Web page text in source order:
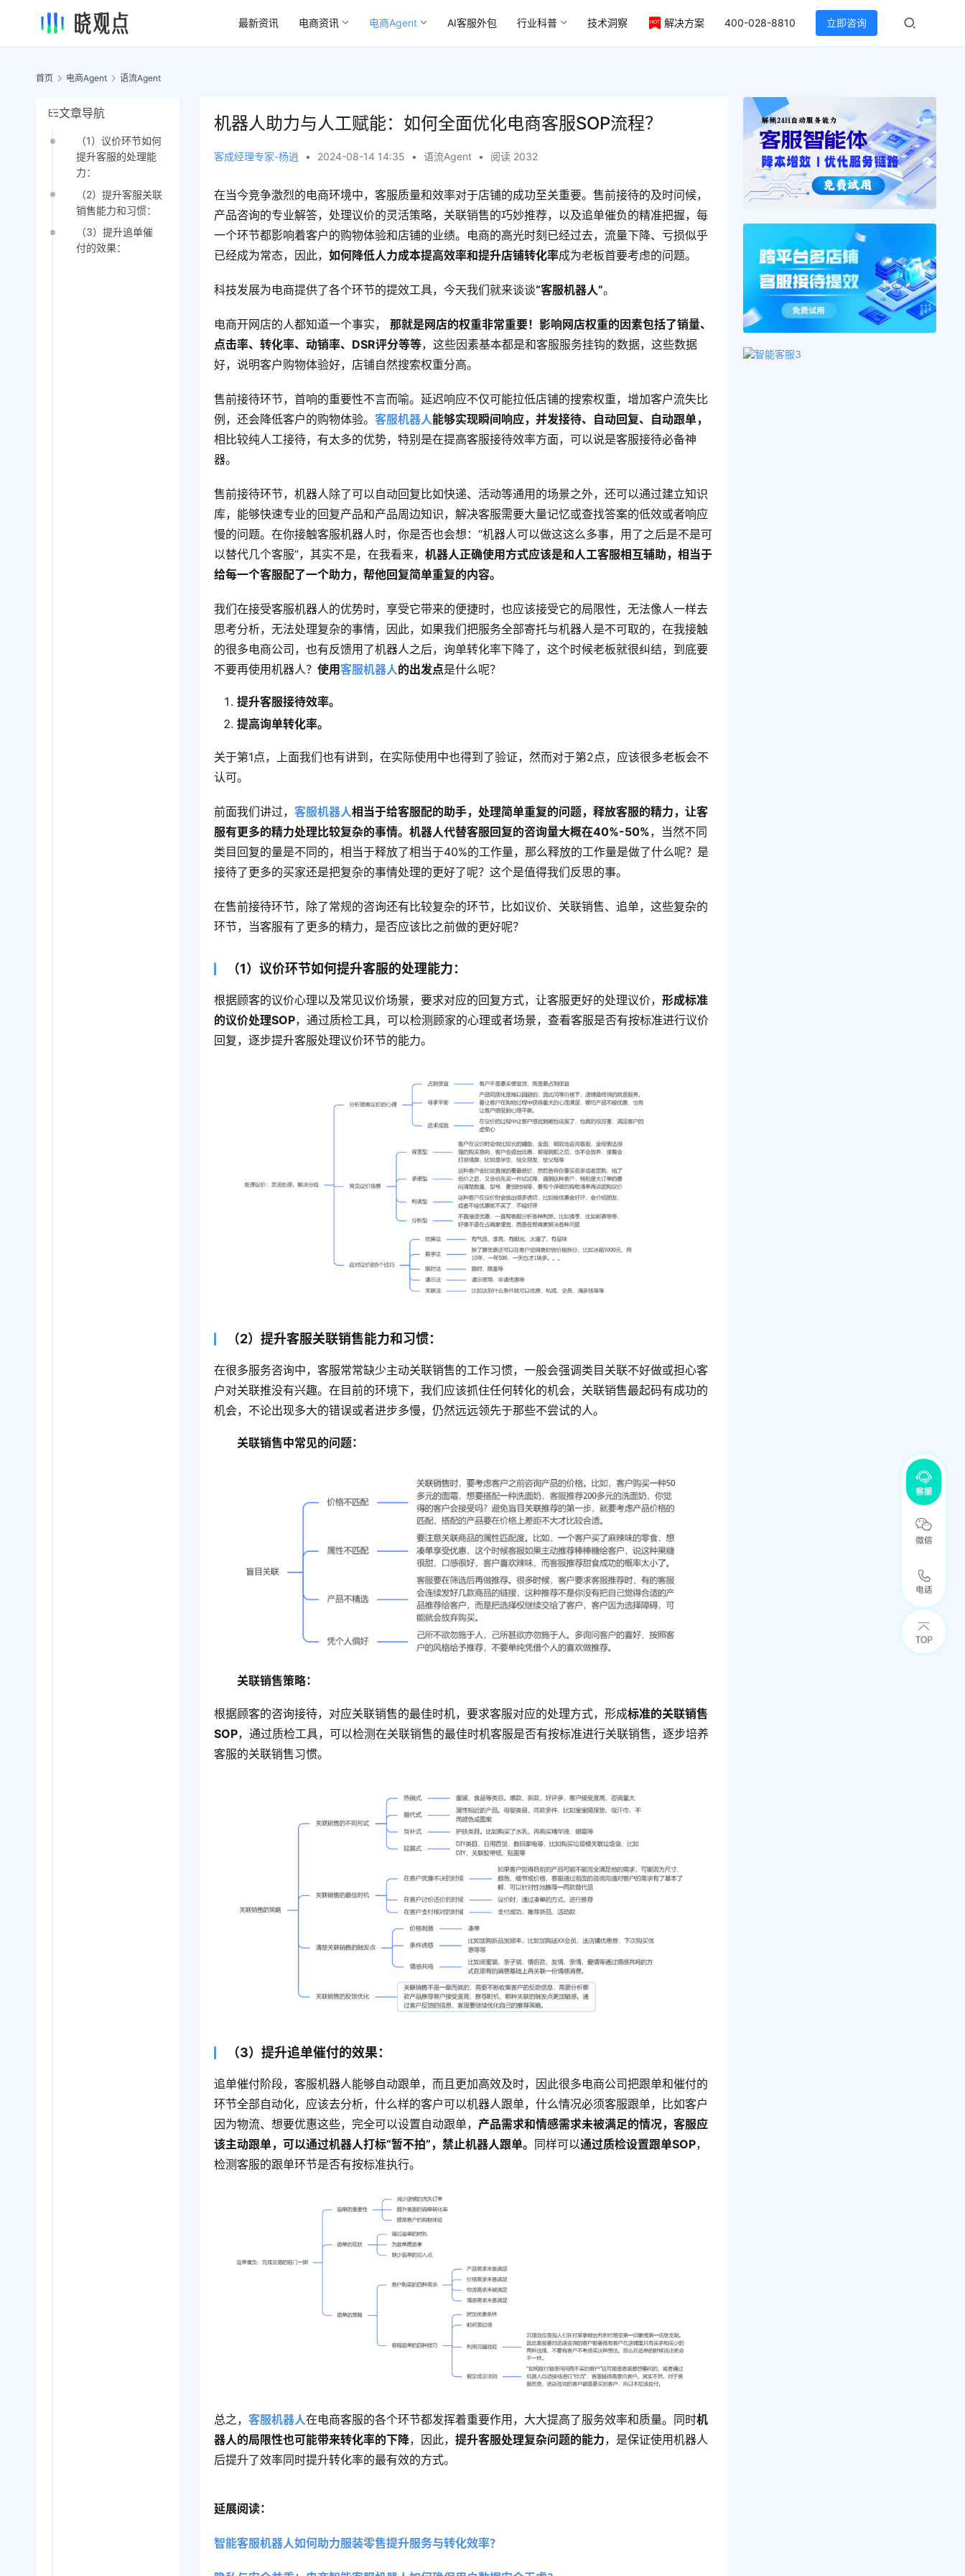
最新资讯 电商资讯 电商Agent AI客服外包 行业科普 技术洞察 解决方案 400-028-8810 立即咨询
首页 电商Agent 语流Agent
文章导航
（1）议价环节如何
提升客服的处理能
力：
（2）提升客服关联
销售能力和习惯：
（3）提升追单催
付的效果：
机器人助力与人工赋能：如何全面优化电商客服SOP流程？
客成经理专家-杨逍 • 2024-08-14 14:35 • 语流Agent • 阅读 2032
在当今竞争激烈的电商环境中，客服质量和效率对于店铺的成功至关重要。售前接待的及时问候，
产品咨询的专业解答，处理议价的灵活策略，关联销售的巧妙推荐，以及追单催负的精准把握，每
一个环节都影响着客户的购物体验和店铺的业绩。电商的高光时刻已经过去，流量下降、亏损似乎
已经成为常态，因此，如何降低人力成本提高效率和提升店铺转化率成为老板首要考虑的问题。
科技发展为电商提供了各个环节的提效工具，今天我们就来谈谈“客服机器人”。
电商开网店的人都知道一个事实， 那就是网店的权重非常重要！影响网店权重的因素包括了销量、
点击率、转化率、动销率、DSR评分等等，这些因素基本都是和客服服务挂钩的数据，这些数据
好，说明客户购物体验好，店铺自然搜索权重分高。
售前接待环节，首响的重要性不言而喻。延迟响应不仅可能拉低店铺的搜索权重，增加客户流失比
例，还会降低客户的购物体验。客服机器人能够实现瞬间响应，并发接待、自动回复、自动跟单，
相比较纯人工接待，有太多的优势，特别是在提高客服接待效率方面，可以说是客服接待必备神
器。
售前接待环节，机器人除了可以自动回复比如快递、活动等通用的场景之外，还可以通过建立知识
库，能够快速专业的回复产品和产品周边知识，解决客服需要大量记忆或查找答案的低效或者响应
慢的问题。在你接触客服机器人时，你是否也会想：“机器人可以做这这么多事，用了之后是不是可
以替代几个客服”，其实不是，在我看来，机器人正确使用方式应该是和人工客服相互辅助，相当于
给每一个客服配了一个助力，帮他回复简单重复的内容。
我们在接受客服机器人的优势时，享受它带来的便捷时，也应该接受它的局限性，无法像人一样去
思考分析，无法处理复杂的事情，因此，如果我们把服务全部寄托与机器人是不可取的，在我接触
的很多电商公司，也有反馈用了机器人之后，询单转化率下降了，这个时候老板就很纠结，到底要
不要再使用机器人？使用客服机器人的出发点是什么呢？
提升客服接待效率。
提高询单转化率。
关于第1点，上面我们也有讲到，在实际使用中也得到了验证，然而对于第2点，应该很多老板会不
认可。
前面我们讲过，客服机器人相当于给客服配的助手，处理简单重复的问题，释放客服的精力，让客
服有更多的精力处理比较复杂的事情。机器人代替客服回复的咨询量大概在40%-50%，当然不同
类目回复的量是不同的，相当于释放了相当于40%的工作量，那么释放的工作量是做了什么呢？是
接待了更多的买家还是把复杂的事情处理的更好了呢？这个是值得我们反思的事。
在售前接待环节，除了常规的咨询还有比较复杂的环节，比如议价、关联销售、追单，这些复杂的
环节，当客服有了更多的精力，是否应该比之前做的更好呢？
（1）议价环节如何提升客服的处理能力：
根据顾客的议价心理以及常见议价场景，要求对应的回复方式，让客服更好的处理议价，形成标准
的议价处理SOP，通过质检工具，可以检测顾家的心理或者场景，查看客服是否有按标准进行议价
回复，逐步提升客服处理议价环节的能力。
（2）提升客服关联销售能力和习惯：
在很多服务咨询中，客服常常缺少主动关联销售的工作习惯，一般会强调类目关联不好做或担心客
户对关联推没有兴趣。在目前的环境下，我们应该抓住任何转化的机会，关联销售最起码有成功的
机会，不论出现多大的错误或者进步多慢，仍然远远领先于那些不尝试的人。
关联销售中常见的问题：
关联销售策略：
根据顾客的咨询接待，对应关联销售的最佳时机，要求客服对应的处理方式，形成标准的关联销售
SOP，通过质检工具，可以检测在关联销售的最佳时机客服是否有按标准进行关联销售，逐步培养
客服的关联销售习惯。
（3）提升追单催付的效果：
追单催付阶段，客服机器人能够自动跟单，而且更加高效及时，因此很多电商公司把跟单和催付的
环节全部自动化，应该去分析，什么样的客户可以机器人跟单，什么情况必须客服跟单，比如客户
因为物流、想要优惠这些，完全可以设置自动跟单， 产品需求和情感需求未被满足的情况，客服应
该主动跟单，可以通过机器人打标“暂不拍”，禁止机器人跟单。 同样可以通过质检设置跟单SOP，
检测客服的跟单环节是否有按标准执行。
总之，客服机器人在电商客服的各个环节都发挥着重要作用，大大提高了服务效率和质量。同时机
器人的局限性也可能带来转化率的下降，因此，提升客服处理复杂问题的能力，是保证使用机器人
后提升了效率同时提升转化率的最有效的方式。
延展阅读：
智能客服机器人如何助力服装零售提升服务与转化效率？